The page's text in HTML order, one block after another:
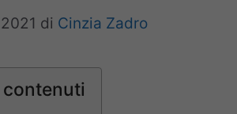
di Cinzia Zadro